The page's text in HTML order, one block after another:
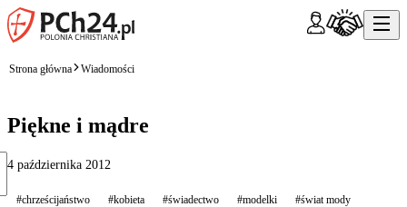
Strona główna Wiadomości
Piękne i mądre
4 października 2012
#chrześcijaństwo #kobieta #świadectwo #modelki
#świat mody